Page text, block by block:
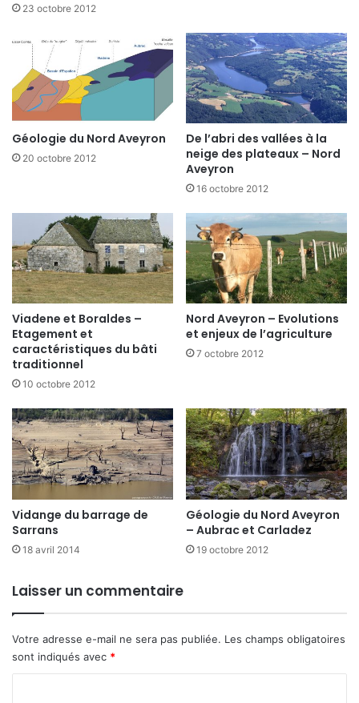
23 octobre 2012
Géologie du Nord Aveyron
20 octobre 2012
De l’abri des vallées à la
neige des plateaux – Nord
Aveyron
16 octobre 2012
Viadene et Boraldes –
Etagement et
caractéristiques du bâti
traditionnel
10 octobre 2012
Nord Aveyron – Evolutions
et enjeux de l’agriculture
7 octobre 2012
Vidange du barrage de
Sarrans
18 avril 2014
Géologie du Nord Aveyron
– Aubrac et Carladez
19 octobre 2012
Laisser un commentaire
Votre adresse e-mail ne sera pas publiée. Les champs obligatoires
sont indiqués avec *